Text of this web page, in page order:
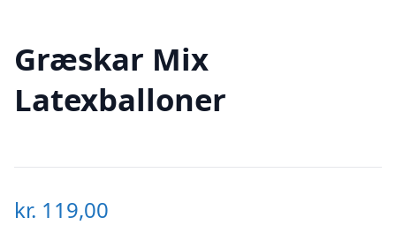
Græskar Mix
Latexballoner
kr. 119,00